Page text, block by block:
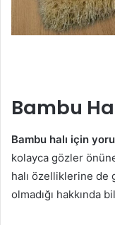
Bambu
Bambu halı için
kolayca gözler
halı özelliklerine de
olmadığı hakkında